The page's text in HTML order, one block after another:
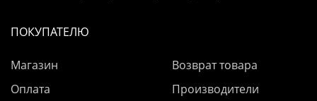
ПОКУПАТЕЛЮ
Магазин
Оплата
Возврат товара
Производители